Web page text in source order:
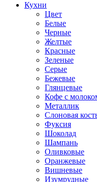
Кухни
Цвет
Белые
Черные
Желтые
Красные
Зеленые
Серые
Бежевые
Глянцевые
Кофе с
Металлик
Слоновая
Фуксия
Шоколад
Шампань
Оливковые
Оранжевые
Вишневые
Изумрудные